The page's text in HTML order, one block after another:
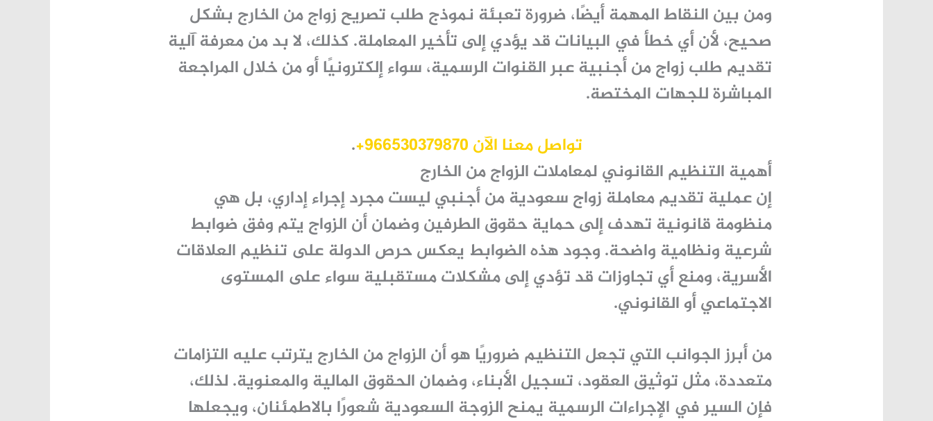
ومن بين النقاط المهمة أيضًا، ضرورة تعبئة نموذج طلب تصريح زواج من الخارج بشكل
صحيح، لأن أي خطأ في البيانات قد يؤدي إلى تأخير المعاملة. كذلك، لا بد من معرفة آلية
تقديم طلب زواج من أجنبية عبر القنوات الرسمية، سواء إلكترونيًا أو من خلال المراجعة
المباشرة للجهات المختصة.
تواصل معنا الآن 966530379870+
.
أهمية التنظيم القانوني لمعاملات الزواج من الخارج
إن عملية تقديم معاملة زواج سعودية من أجنبي ليست مجرد إجراء إداري، بل هي
منظومة قانونية تهدف إلى حماية حقوق الطرفين وضمان أن الزواج يتم وفق ضوابط
شرعية ونظامية واضحة. وجود هذه الضوابط يعكس حرص الدولة على تنظيم العلاقات
الأسرية، ومنع أي تجاوزات قد تؤدي إلى مشكلات مستقبلية سواء على المستوى
الاجتماعي أو القانوني.
من أبرز الجوانب التي تجعل التنظيم ضروريًا هو أن الزواج من الخارج يترتب عليه التزامات
متعددة، مثل توثيق العقود، تسجيل الأبناء، وضمان الحقوق المالية والمعنوية. لذلك،
فإن السير في الإجراءات الرسمية يمنح الزوجة السعودية شعورًا بالاطمئنان، ويجعلها